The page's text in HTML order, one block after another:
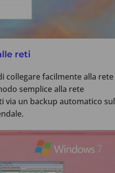
reti
collegare facilmente alla rete
semplice alla rete
via un backup automatico sul